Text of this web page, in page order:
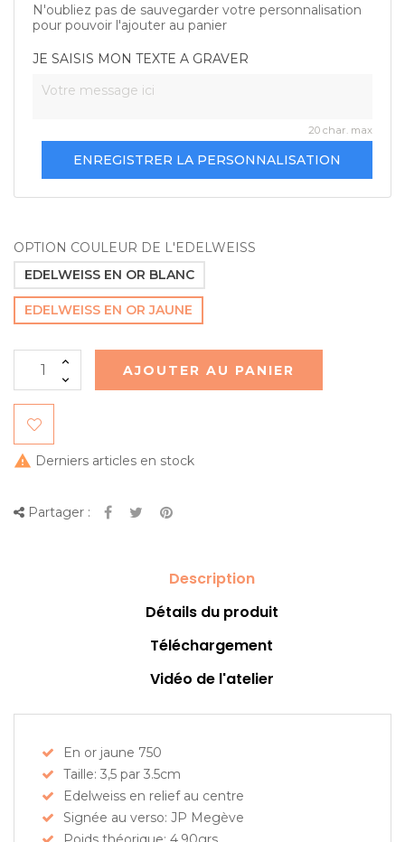
N'oubliez pas de sauvegarder votre personnalisation
pour pouvoir l'ajouter au panier
JE SAISIS MON TEXTE A GRAVER
20 char. max
ENREGISTRER LA PERSONNALISATION
OPTION COULEUR DE L'EDELWEISS
EDELWEISS EN OR BLANC
EDELWEISS EN OR JAUNE
AJOUTER AU PANIER
 Derniers articles en stock
Partager :
Description
Détails du produit
Téléchargement
Vidéo de l'atelier
En or jaune 750
Taille: 3,5 par 3.5cm
Edelweiss en relief au centre
Signée au verso: JP Megève